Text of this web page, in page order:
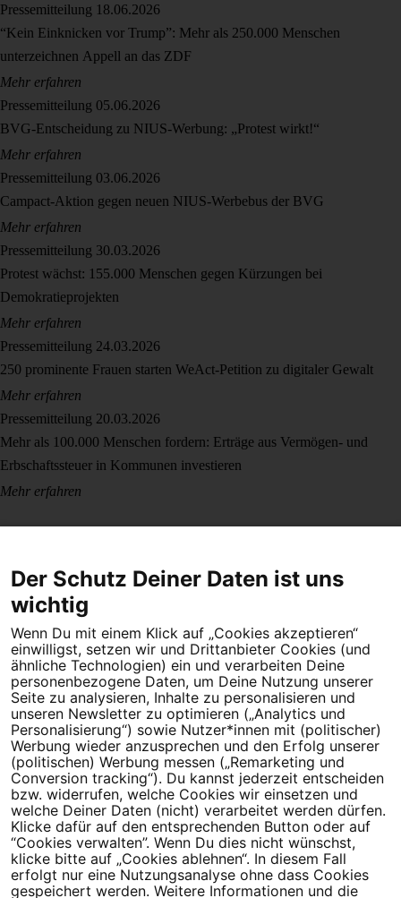
Pressemitteilung 18.06.2026
“Kein Einknicken vor Trump”: Mehr als 250.000 Menschen
unterzeichnen Appell an das ZDF
Mehr erfahren
Pressemitteilung 05.06.2026
BVG-Entscheidung zu NIUS-Werbung: „Protest wirkt!“
Mehr erfahren
Pressemitteilung 03.06.2026
Campact-Aktion gegen neuen NIUS-Werbebus der BVG
Mehr erfahren
Pressemitteilung 30.03.2026
Protest wächst: 155.000 Menschen gegen Kürzungen bei
Demokratieprojekten
Mehr erfahren
Pressemitteilung 24.03.2026
250 prominente Frauen starten WeAct-Petition zu digitaler Gewalt
Mehr erfahren
Pressemitteilung 20.03.2026
Mehr als 100.000 Menschen fordern: Erträge aus Vermögen- und
Erbschaftssteuer in Kommunen investieren
Mehr erfahren
Dein Engagement macht den Unterschied. Schließe Dich 4,5
Millionen Menschen an.
Newsletter bestellen
Campact e.V.
IBAN DE95 2‍5‍1‍2 0‍5‍1‍0 6‍9‍8‍0 0‍0‍0‍0 0‍0
SozialBank
Direkt online spenden
NewsletterHilfe und
Der Schutz Deiner Daten ist uns
wichtig
Wenn Du mit einem Klick auf „Cookies akzeptieren“
einwilligst, setzen wir und Drittanbieter Cookies (und
ähnliche Technologien) ein und verarbeiten Deine
personenbezogene Daten, um Deine Nutzung unserer
Seite zu analysieren, Inhalte zu personalisieren und
unseren Newsletter zu optimieren („Analytics und
Personalisierung“) sowie Nutzer*innen mit (politischer)
Werbung wieder anzusprechen und den Erfolg unserer
(politischen) Werbung messen („Remarketing und
Conversion tracking“). Du kannst jederzeit entscheiden
bzw. widerrufen, welche Cookies wir einsetzen und
welche Deiner Daten (nicht) verarbeitet werden dürfen.
Klicke dafür auf den entsprechenden Button oder auf
“Cookies verwalten”. Wenn Du dies nicht wünschst,
klicke bitte auf „Cookies ablehnen“. In diesem Fall
erfolgt nur eine Nutzungsanalyse ohne dass Cookies
gespeichert werden. Weitere Informationen und die